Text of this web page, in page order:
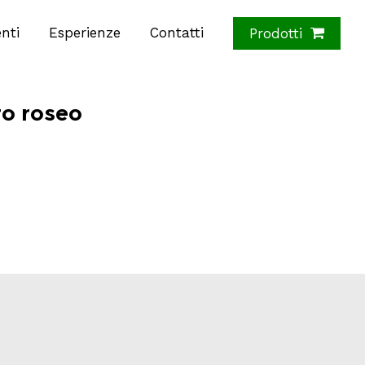
Esperienze Contatti Prodotti
roseo